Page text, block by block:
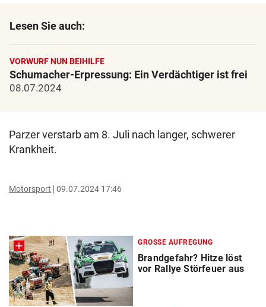
Lesen Sie auch:
VORWURF NUN BEIHILFE
Schumacher-Erpressung: Ein Verdächtiger ist frei
08.07.2024
Parzer verstarb am 8. Juli nach langer, schwerer
Krankheit.
Motorsport 09.07.2024 17:46
GROSSE AUFREGUNG
Brandgefahr? Hitze löst
vor Rallye Störfeuer aus